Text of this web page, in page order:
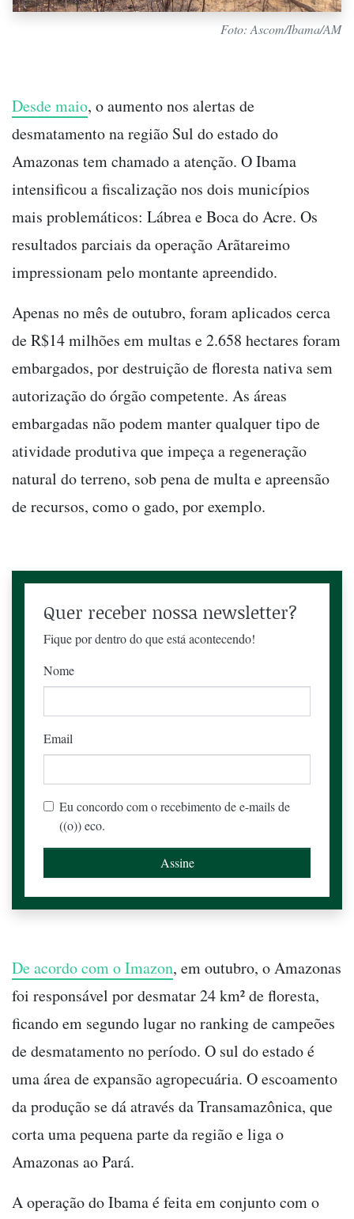
Foto: Ascom/Ibama/AM
Desde maio, o aumento nos alertas de
desmatamento na região Sul do estado do
Amazonas tem chamado a atenção. O Ibama
intensificou a fiscalização nos dois municípios
mais problemáticos: Lábrea e Boca do Acre. Os
resultados parciais da operação Arãtareimo
impressionam pelo montante apreendido.
Apenas no mês de outubro, foram aplicados cerca
de R$14 milhões em multas e 2.658 hectares foram
embargados, por destruição de floresta nativa sem
autorização do órgão competente. As áreas
embargadas não podem manter qualquer tipo de
atividade produtiva que impeça a regeneração
natural do terreno, sob pena de multa e apreensão
de recursos, como o gado, por exemplo.
Quer receber nossa newsletter?
Fique por dentro do que está acontecendo!
Nome
Email
Eu concordo com o recebimento de e-mails de
((o)) eco.
De acordo com o Imazon, em outubro, o Amazonas
foi responsável por desmatar 24 km² de floresta,
ficando em segundo lugar no ranking de campeões
de desmatamento no período. O sul do estado é
uma área de expansão agropecuária. O escoamento
da produção se dá através da Transamazônica, que
corta uma pequena parte da região e liga o
Amazonas ao Pará.
A operação do Ibama é feita em conjunto com o